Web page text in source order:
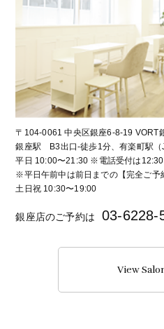
〒104-0061 中央区銀座6-8-19 VORT
銀座駅 B3出口-徒歩1分、有楽町駅（
平日 10:00〜21:30 ※電話受付は
※平日午前中は前日までの【完全ご予
土日祝 10:30〜19:00
銀座店のご予約は 03-6228-
View